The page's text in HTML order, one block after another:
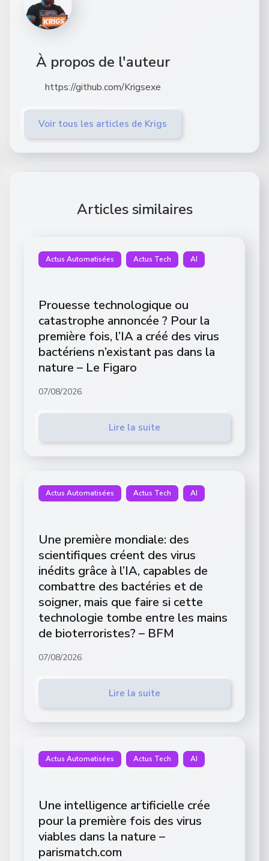
À propos de l'auteur
https://github.com/Krigsexe
Voir tous les articles de Krigs
Articles similaires
Actus Automatisées Actus Tech AI
Prouesse technologique ou
catastrophe annoncée ? Pour la
première fois, l’IA a créé des virus
bactériens n’existant pas dans la
nature – Le Figaro
07/08/2026
Lire la suite
Actus Automatisées Actus Tech AI
Une première mondiale: des
scientifiques créent des virus
inédits grâce à l’IA, capables de
combattre des bactéries et de
soigner, mais que faire si cette
technologie tombe entre les mains
de bioterroristes? – BFM
07/08/2026
Lire la suite
Actus Automatisées Actus Tech AI
Une intelligence artificielle crée
pour la première fois des virus
viables dans la nature –
parismatch.com